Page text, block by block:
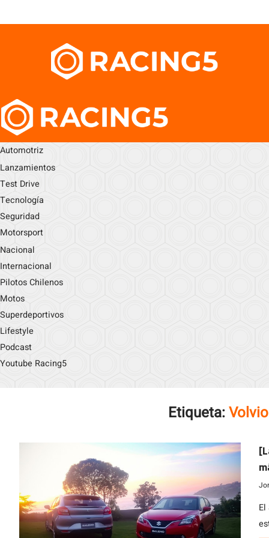
Automotriz
Lanzamientos
Test Drive
Tecnología
Seguridad
Motorsport
Nacional
Internacional
Pilotos Chilenos
Motos
Superdeportivos
Lifestyle
Podcast
Youtube Racing5
Etiqueta: